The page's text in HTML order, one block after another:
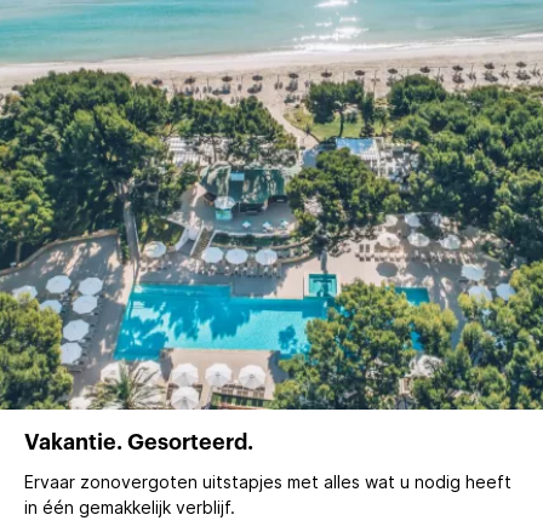
Vakantie. Gesorteerd.
Ervaar zonovergoten uitstapjes met alles wat u nodig heeft
in één gemakkelijk verblijf.